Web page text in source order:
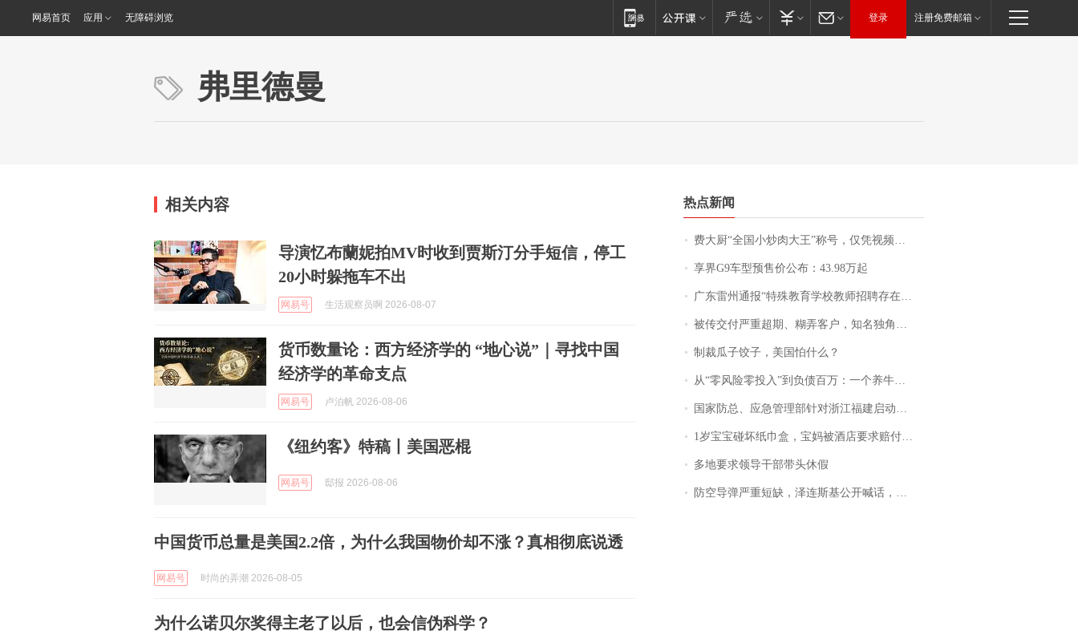
网易首页 应用 无障碍浏览 登录 注册免费邮箱
弗里德曼
相关内容
导演忆布蘭妮拍MV时收到贾斯汀分手短信，停工
20小时躲拖车不出
网易号 生活观察员啊 2026-08-07
货币数量论：西方经济学的 “地心说”｜寻找中国
经济学的革命支点
网易号 卢泊帆 2026-08-06
《纽约客》特稿丨美国恶棍
网易号 邸报 2026-08-06
中国货币总量是美国2.2倍，为什么我国物价却不涨？真相彻底说透
网易号 时尚的弄潮 2026-08-05
为什么诺贝尔奖得主老了以后，也会信伪科学？
热点新闻
费大厨“全国小炒肉大王”称号，仅凭视频评出？中国烹饪协会回应
享界G9车型预售价公布：43.98万起
广东雷州通报“特殊教育学校教师招聘存在违规行为”：已启动问责程序 副校长被停职
被传交付严重超期、糊弄客户，知名独角兽车企创始人回应：都没证据，将依法采取措施，“本人长期与美国交管局保持沟通，对方表示肯定”
制裁瓜子饺子，美国怕什么？
从“零风险零投入”到负债百万：一个养牛项目崩盘后，谁该为农户的贷款买单丨红星调查
国家防总、应急管理部针对浙江福建启动防汛防台风四级应急响应
1岁宝宝碰坏纸巾盒，宝妈被酒店要求赔付924元！三亚一酒店回复：骨瓷定制！网友一查价格，吵翻了
多地要求领导干部带头休假
防空导弹严重短缺，泽连斯基公开喊话，乌克兰失去导弹拦截能力？